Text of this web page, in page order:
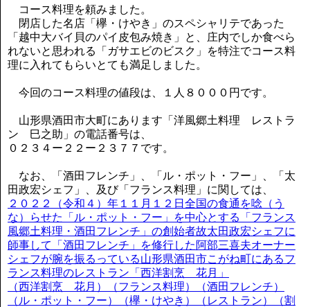
コース料理を頼みました。
閉店した名店「欅・けやき」のスペシャリテであった
「越中大バイ貝のパイ皮包み焼き」と、庄内でしか食べら
れないと思われる「ガサエビのビスク」を特注でコース料
理に入れてもらいとても満足しました。
今回のコース料理の値段は、１人８０００円です。
山形県酒田市大町にあります「洋風郷土料理 レストラ
ン 巳之助」の電話番号は、
０２３４ー２２ー２３７７です。
なお、「酒田フレンチ」、「ル・ポット・フー」、「太
田政宏シェフ」、及び「フランス料理」に関しては、
２０２２（令和４）年１１月１２日全国の食通を唸（う
な）らせた「ル・ポット・フー」を中心とする「フランス
風郷土料理・酒田フレンチ」の創始者故太田政宏シェフに
師事して「酒田フレンチ」を修行した阿部三喜夫オーナー
シェフが腕を振るっている山形県酒田市こがね町にあるフ
ランス料理のレストラン「西洋割烹 花月」
（西洋割烹 花月）（フランス料理）（酒田フレンチ）
（ル・ポット・フー）（欅・けやき）（レストラン）（割